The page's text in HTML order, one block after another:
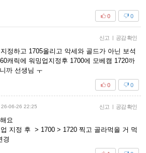
0
0
신고 | 공감 확인
정하고 1705올리고 악세와 골드가 아닌 보석
캐릭에 워밍업지정후 1700에 모베캠 1720까
까 선생님 ㅜ
0
0
26-06-26 22:25 신고 | 공감 확인
요
지정 후 > 1700 > 1720 찍고 골라먹을 거 먹
경